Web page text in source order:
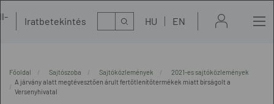
Iratbetekintés Kereső HU EN
Főoldal Sajtószoba Sajtóközlemények
2021-es sajtóközlemények
A járvány alatt megtévesztően árult fertőtlenítőtermékek miatt bírságolt a
Versenyhivatal